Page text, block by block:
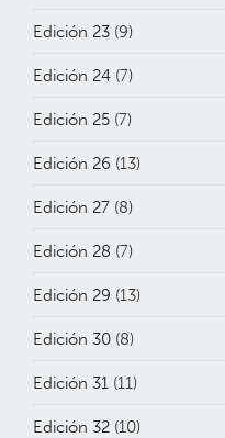
Edición 23 (9)
Edición 24 (7)
Edición 25 (7)
Edición 26 (13)
Edición 27 (8)
Edición 28 (7)
Edición 29 (13)
Edición 30 (8)
Edición 31 (11)
Edición 32 (10)